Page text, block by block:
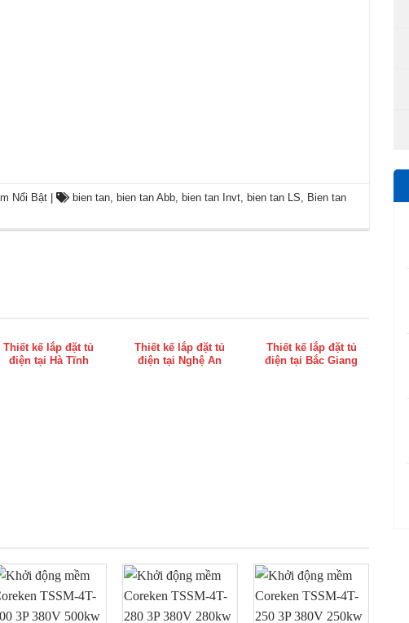
Nổi Bật | bien tan ,bien tan Abb ,bien tan Invt ,bien tan LS
Bien tan
Thiết kế lắp đặt tủ
điện tại Hà Tĩnh
Thiết kế lắp đặt tủ
điện tại Nghệ An
Thiết kế lắp đặt tủ
điện tại Bắc Giang